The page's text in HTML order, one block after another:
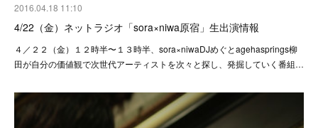
2016.04.18 11:10
4/22（金）ネットラジオ「sora×niwa原宿」生出演情報
４／２２（金）１２時半〜１３時半、sora×niwaDJめぐとagehasprings柳
田が自分の価値観で次世代アーティストを次々と探し、発掘していく番組…